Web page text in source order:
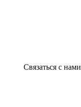
Связаться с нами